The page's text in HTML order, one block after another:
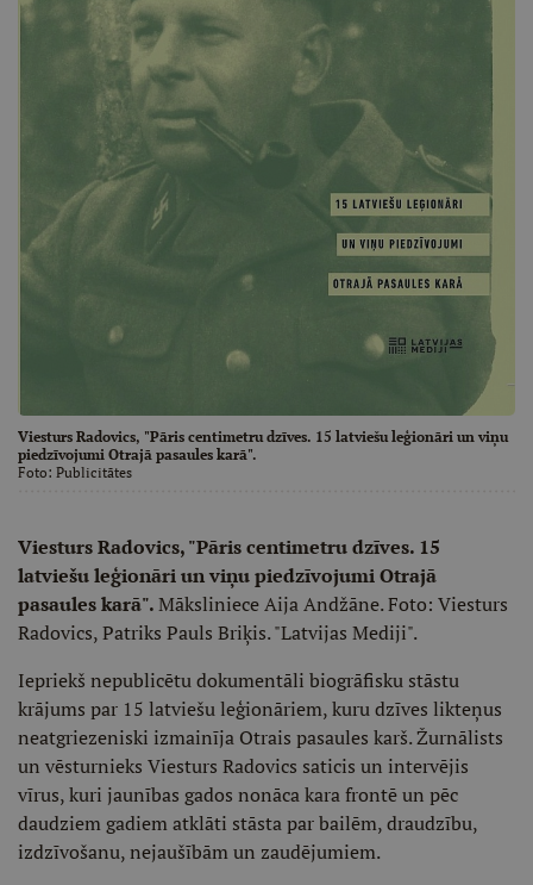
Viesturs Radovics, "Pāris centimetru dzīves. 15 latviešu leģionāri un viņu
piedzīvojumi Otrajā pasaules karā".
Foto: Publicitātes
Viesturs Radovics, "Pāris centimetru dzīves. 15
latviešu leģionāri un viņu piedzīvojumi Otrajā
pasaules karā".Māksliniece Aija Andžāne. Foto: Viesturs
Radovics, Patriks Pauls Briķis. "Latvijas Mediji".
Iepriekš nepublicētu dokumentāli biogrāfisku stāstu
krājums par 15 latviešu leģionāriem, kuru dzīves likteņus
neatgriezeniski izmainīja Otrais pasaules karš. Žurnālists
un vēsturnieks Viesturs Radovics saticis un intervējis
vīrus, kuri jaunības gados nonāca kara frontē un pēc
daudziem gadiem atklāti stāsta par bailēm, draudzību,
izdzīvošanu, nejaušībām un zaudējumiem.